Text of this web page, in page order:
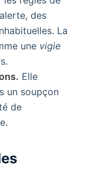
des
La
une vigie
Elle
un soupçon
de